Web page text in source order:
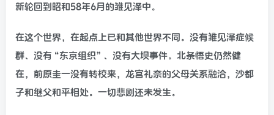
新轮回到昭和58年6月的雏见泽中。
在这个世界，在起点上已和其他世界不同。没有雏见泽症候
群、没有“东京组织”、没有大坝事件。北条悟史仍然健
在，前原圭一没有转校来，龙宫礼奈的父母关系融洽，沙都
子和继父和平相处。一切悲剧还未发生。